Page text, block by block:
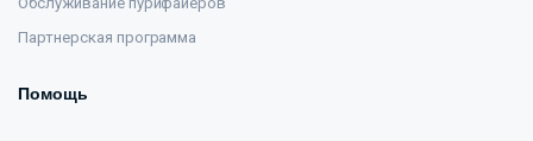
Партнерская программа
Помощь